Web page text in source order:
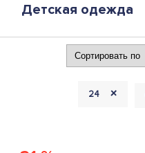
Детская одежда
24 +